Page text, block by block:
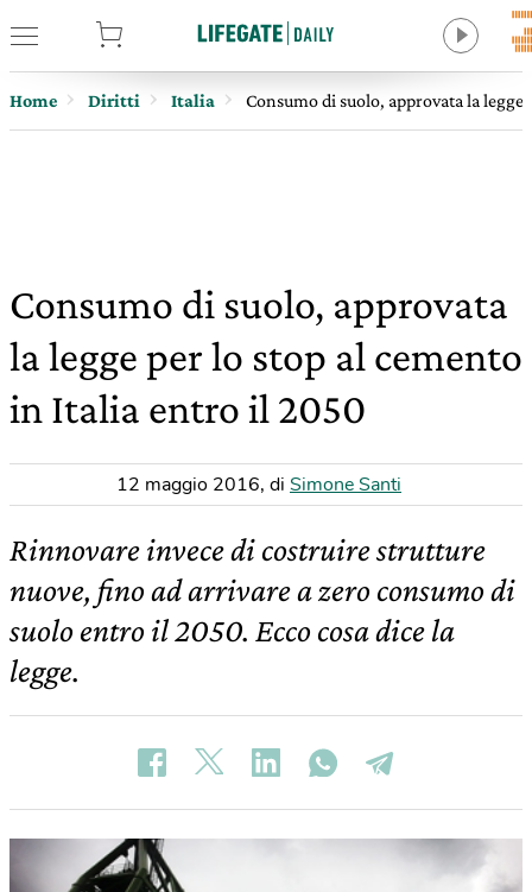
Home Diritti Italia Consumo di suolo, approvata la
Consumo di suolo, approvata
la legge per lo stop al cemento
in Italia entro il 2050
12 maggio 2016, di Simone Santi
Rinnovare invece di costruire strutture
nuove, fino ad arrivare a zero consumo di
suolo entro il 2050. Ecco cosa dice la
legge.